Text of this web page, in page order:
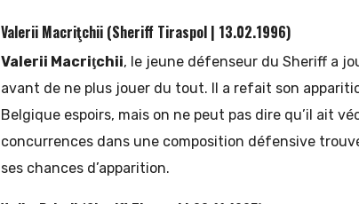
Valerii Macriţchii (Sheriff Tiraspol | 13.02.1996)
Valerii Macriţchii, le jeune défenseur du Sheriff a
avant de ne plus jouer du tout. Il a refait son
Belgique espoirs, mais on ne peut pas dire qu’il ait
concurrences dans une composition défensive
ses chances d’apparition.